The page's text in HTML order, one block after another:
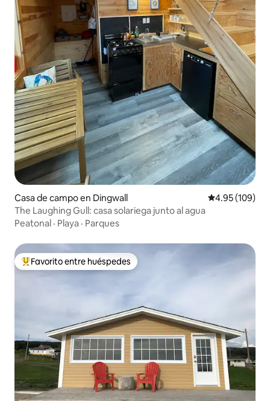
Casa de campo en Dingwall Calificación
4.95 (109)
The Laughing Gull: casa solariega junto al agua
Peatonal · Playa · Parques
Favorito entre huéspedes preferido
Favorito entre huéspedes